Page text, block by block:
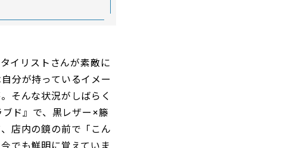
イリストさんが素敵に
分が持っているイメー
そんな状況がしばらく
ド』で、黒レザー×籐
店内の鏡の前で「こん